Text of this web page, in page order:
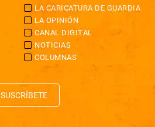
LA CARICATURA DE GUARDIA
LA OPINIÓN
CANAL DIGITAL
NOTICIAS
COLUMNAS
SUSCRÍBETE